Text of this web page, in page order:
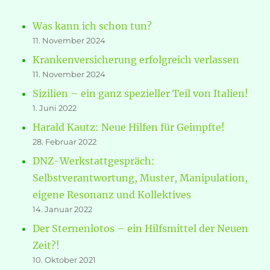
Was kann ich schon tun?
11. November 2024
Krankenversicherung erfolgreich verlassen
11. November 2024
Sizilien – ein ganz spezieller Teil von Italien!
1. Juni 2022
Harald Kautz: Neue Hilfen für Geimpfte!
28. Februar 2022
DNZ-Werkstattgespräch:
Selbstverantwortung, Muster, Manipulation,
eigene Resonanz und Kollektives
14. Januar 2022
Der Sternenlotos – ein Hilfsmittel der Neuen
Zeit?!
10. Oktober 2021